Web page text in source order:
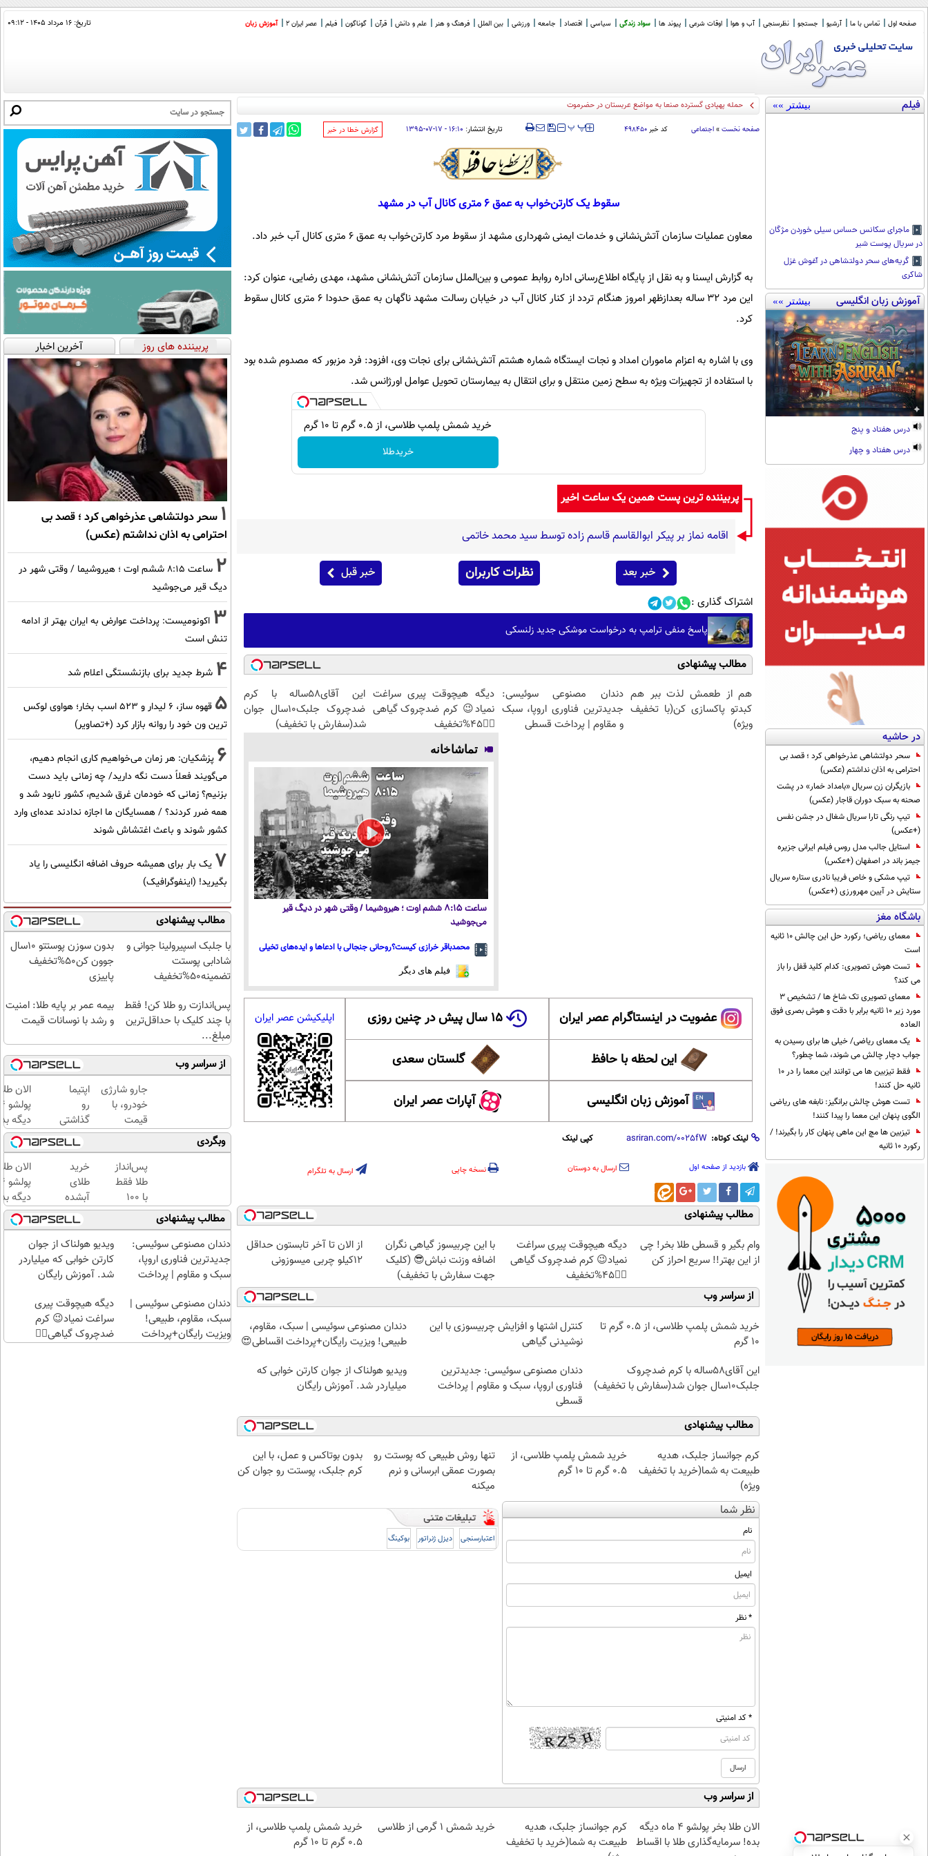
صفحه اول تماس با ما آرشیو جستجو نظرسنجی آب و هوا اوقات شرعی پیوند ها سواد زندگی سیاسی اقتصاد جامعه ورزشی بین الملل فرهنگ و هنر علم و دانش قرآن گوناگون فیلم عصر ایران 2 آموزش زبان تاریخ: ۱۶ مرداد ۱۴۰۵ - ۰۹:۱۲
فیلم بیشتر »»
ماجرای سکانس حساس سیلی خوردن مژگان
در سریال پوست شیر
گریه‌های سحر دولتشاهی در آغوش غزل
شاکری
آموزش زبان انگلیسی بیشتر »»
درس هفتاد و پنج
درس هفتاد و چهار
در حاشیه
سحر دولتشاهی عذرخواهی کرد ؛ قصد بی
احترامی به اذان نداشتم (عکس)
بازیگران زن سریال «بامداد خمار» در پشت
صحنه به سبک دوران قاجار (عکس)
تیپ رنگی تارا سریال شغال در جشن نفس
(+عکس)
استایل جالب مدل روس فیلم ایرانی جزیره
جیمز باند در اصفهان (+عکس)
تیپ مشکی و خاص فریبا نادری ستاره سریال
ستایش در آیین مهرورزی (+عکس)
باشگاه مغز
معمای ریاضی؛ رکورد حل این چالش 10 ثانیه
است
تست هوش تصویری: کدام کلید قفل را باز
می کند؟
معمای تصویری تک شاخ ها / تشخیص 3
مورد زیر 10 ثانیه برابر با دقت و هوش بصری فوق
العاده
یک معمای ریاضی/ خیلی ها برای رسیدن به
جواب دچار چالش می شوند، شما چطور؟
فقط تیزبین ها می توانند این معما را در 10
ثانیه حل کنند!
تست هوش چالش برانگیز: نابغه های ریاضی
الگوی پنهان این معما را پیدا کنند!
تیزبین ها مچ این ماهی پنهان کار را بگیرند! /
رکورد 10 ثانیه
تل_
صفحه نخست » اجتماعی کد خبر۴۹۸۴۵۰ ‍‍‍ پ پ تاریخ انتشار: ۱۶:۱۰ - ۱۷-۰۷-۱۳۹۵ ‌گزارش خطا در خبر
سقوط یک کارتن‌خواب به عمق 6 متری کانال آب در مشهد
معاون عملیات سازمان آتش‌نشانی و خدمات ایمنی شهرداری مشهد از سقوط مرد کارتن‌خواب به عمق 6 متری کانال آب خبر داد.
به گزارش ایسنا و به نقل از پایگاه اطلاع‌رسانی اداره روابط عمومی و بین‌الملل سازمان آتش‌نشانی مشهد، مهدی رضایی، عنوان کرد:
این مرد 32 ساله بعدازظهر امروز هنگام تردد از کنار کانال آب در خیابان رسالت مشهد ناگهان به عمق حدودا 6 متری کانال سقوط
کرد.
وی با اشاره به اعزام ماموران امداد و نجات ایستگاه شماره هشتم آتش‌نشانی برای نجات وی، افزود: فرد مزبور که مصدوم شده بود
با استفاده از تجهیزات ویژه به سطح زمین منتقل و برای انتقال به بیمارستان تحویل عوامل اورژانس شد.
خرید شمش پلمپ طلاسی، از ۰.۵ گرم تا ۱۰ گرم
خریدطلا
پربیننده ترین پست همین یک ساعت اخیر
اقامه نماز بر پیکر ابوالقاسم قاسم زاده توسط سید محمد خاتمی
خبر بعد نظرات کاربران خبر قبل
اشتراک گذاری :
پاسخ منفی ترامپ به درخواست موشکی جدید زلنسکی
مطالب پیشنهادی
هم از طعمش لذت ببر هم
کبدتو پاکسازی کن(با تخفیف
ویژه)
دندان مصنوعی سوئیسی:
جدیدترین فناوری اروپا، سبک
و مقاوم | پرداخت قسطی
دیگه هیچوقت پیری سراغت
نمیاد😉 کرم ضدچروک گیاهی
👈🏻45%تخفیف
این آقای58ساله با کرم
ضدچروک جلبک10سال جوان
شد(سفارش با تخفیف)
تماشاخانه
ساعت ۸:۱۵ ششم اوت ؛ هیروشیما / وقتی شهر در دیگ قیر
می‌جوشید
محمدباقر خرازی کیست؟روحانی جنجالی با ادعاها و ایده‌های تخیلی
فیلم های دیگر
عضویت در اینستاگرام عصر ایران ۱۵ سال پیش در چنین روزی
این لحظه با حافظ گلستان سعدی
آموزش زبان انگلیسی آپارات عصر ایران
اپلیکیشن عصر ایران
لینک کوتاه: کپی لینک
بازدید از صفحه اول ارسال به دوستان نسخه چاپی ارسال به تلگرام
مطالب پیشنهادی
وام بگیر و قسطی طلا بخر! چی
از این بهتر!! سریع احراز کن
دیگه هیچوقت پیری سراغت
نمیاد😉 کرم ضدچروک گیاهی
👈🏻45%تخفیف
با این چربیسوز گیاهی نگران
اضافه وزنت نباش😎 (کلیک
جهت سفارش با تخفیف)
از الان تا آخر تابستون حداقل
12کیلو چربی میسوزونی
از سراسر وب
خرید شمش پلمپ طلاسی، از ۰.۵ گرم تا
۱۰ گرم
کنترل اشتها و افزایش چربیسوزی با این
نوشیدنی گیاهی
دندان مصنوعی سوئیسی | سبک، مقاوم،
طبیعی! ویزیت رایگان+پرداخت اقساطی😍
این آقای58ساله با کرم ضدچروک
جلبک10سال جوان شد(سفارش با تخفیف)
دندان مصنوعی سوئیسی: جدیدترین
فناوری اروپا، سبک و مقاوم | پرداخت
قسطی
ویدیو هولناک از جوان کارتن خوابی که
میلیاردر شد. آموزش رایگان
مطالب پیشنهادی
کرم جوانساز جلبک، هدیه
طبیعت به شما(خرید با تخفیف
ویژه)
خرید شمش پلمپ طلاسی، از
۰.۵ گرم تا ۱۰ گرم
تنها روش طبیعی که پوستت رو
بصورت عمقی ابرسانی و نرم
میکنه
بدون بوتاکس و عمل، با این
کرم جلبک، پوستت رو جوان کن
نظر شما
نام
ایمیل
* نظر
* کد امنیتی
اعتبارسنجی دیزل ژنراتور بوکینگ
از سراسر وب
الان طلا بخر پولشو 4 ماه دیگه
بده! سرمایه‌گذاری طلا با اقساط
کرم جوانساز جلبک، هدیه
طبیعت به شما(خرید با تخفیف
خرید شمش 1 گرمی از طلاسی
خرید شمش پلمپ طلاسی، از
۰.۵ گرم تا ۱۰ گرم
پربیننده های روز آخرین اخبار
1 سحر دولتشاهی عذرخواهی کرد ؛ قصد بی
احترامی به اذان نداشتم (عکس)
2
ساعت ۸:۱۵ ششم اوت ؛ هیروشیما / وقتی شهر در
دیگ قیر می‌جوشید
3 اکونومیست: پرداخت عوارض به ایران بهتر از ادامه
تنش است
4 شرط جدید برای بازنشستگی اعلام شد
5
قهوه ساز، 6 لیدار و 523 اسب بخار؛ هواوی لوکس
ترین ون خود را روانه بازار کرد (+تصاویر)
6 پزشکیان: هر زمان می‌خواهیم کاری انجام دهیم،
می‌گویند فعلاً دست نگه دارید/ چه زمانی باید دست
بزنیم؟ زمانی که خودمان غرق شدیم، کشور نابود شد و
همه ضرر کردند؟ / همسایگان ما اجازه ندادند عده‌ای وارد
کشور شوند و باعث اغتشاش شوند
7 یک بار برای همیشه حروف اضافه انگلیسی را یاد
بگیرید! (اینفوگرافیک)
مطالب پیشنهادی
با جلبک اسپیرولینا جوانی و
شادابی پوستت
تضمینه50%تخفیف
بدون سوزن پوستتو 10سال
جوون کن50%تخفیف
پاییزی
پس‌اندازت رو طلا کن! فقط
با چند کلیک با حداقل‌ترین
مبلغ...
بیمه عمر بر پایه طلا: امنیت
و رشد با نوسانات قیمت
از سراسر وب
جارو شارژی
خودرو، با
قیمت
فوق‌العاده!!!
اپتیما
رو
گذاشتی
برای
فروش
؟ اینجا
یک
روزه
بفروش
الان
دیگه
طلا با
بی‌بهره
وبگردی
پس‌انداز
طلا فقط
با ۱۰۰
هزارتومان
(امن و
راحت)
خرید
طلای
آبشده
حتی با
۱۰۰هزارتومان
الان
دیگه
طلا با
بی‌بهره
مطالب پیشنهادی
دندان مصنوعی سوئیسی:
جدیدترین فناوری اروپا،
سبک و مقاوم | پرداخت
ویدیو هولناک از جوان
کارتن خوابی که میلیاردر
شد. آموزش رایگان
دندان مصنوعی سوئیسی |
سبک، مقاوم، طبیعی!
ویزیت رایگان+پرداخت
دیگه هیچوقت پیری
سراغت نمیاد😉 کرم
ضدچروک گیاهی👈🏻